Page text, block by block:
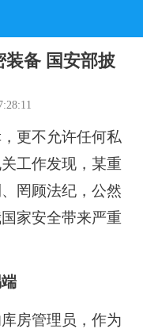
装备 国安部披
更不允许任何私
工作发现，某重
罔顾法纪，公然
家安全带来严重
房管理员，作为